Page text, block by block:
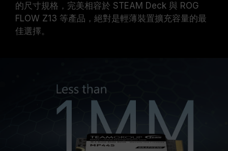
的尺寸規格，完美相容於 STEAM Deck 與 ROG
FLOW Z13 等產品，絕對是輕薄裝置擴充容量的最
佳選擇。